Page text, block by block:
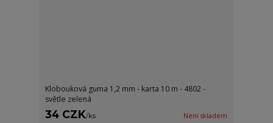
Klobouková guma 1,2 mm - karta 10 m - 4802 -
světle zelená
34 CZK/ks Není skladem